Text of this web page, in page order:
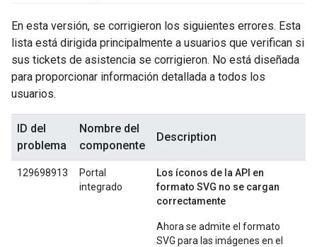
En esta versión, se corrigieron los siguientes errores. Esta
lista está dirigida principalmente a usuarios que verifican si
sus tickets de asistencia se corrigieron. No está diseñada
para proporcionar información detallada a todos los
usuarios.
ID del
problema
Nombre del
componente
Description
129698913
Portal
integrado
Los íconos de la API en
formato SVG no se cargan
correctamente
Ahora se admite el formato
SVG para las imágenes en el